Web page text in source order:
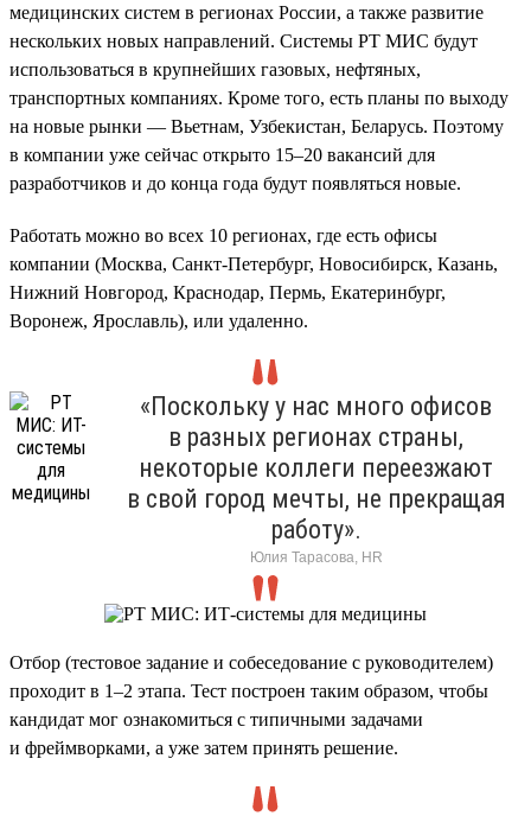
медицинских систем в регионах России, а также развитие
нескольких новых направлений. Системы РТ МИС будут
использоваться в крупнейших газовых, нефтяных,
транспортных компаниях. Кроме того, есть планы по выходу
на новые рынки — Вьетнам, Узбекистан, Беларусь. Поэтому
в компании уже сейчас открыто 15–20 вакансий для
разработчиков и до конца года будут появляться новые.
Работать можно во всех 10 регионах, где есть офисы
компании (Москва, Санкт-Петербург, Новосибирск, Казань,
Нижний Новгород, Краснодар, Пермь, Екатеринбург,
Воронеж, Ярославль), или удаленно.
«Поскольку у нас много офисов
в разных регионах страны,
некоторые коллеги переезжают
в свой город мечты, не прекращая
работу».
Юлия Тарасова, HR
Отбор (тестовое задание и собеседование с руководителем)
проходит в 1–2 этапа. Тест построен таким образом, чтобы
кандидат мог ознакомиться с типичными задачами
и фреймворками, а уже затем принять решение.